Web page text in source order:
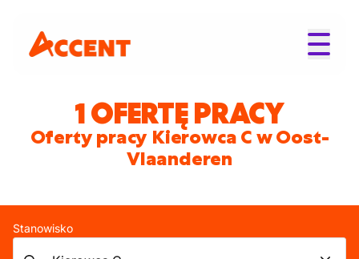
1 OFERTĘ PRACY
Oferty pracy Kierowca C w Oost-
Vlaanderen
Stanowisko